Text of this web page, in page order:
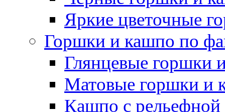
Яркие цветочные
Горшки и кашпо по
Глянцевые горшки
Матовые горшки и
Кашпо с рельефной